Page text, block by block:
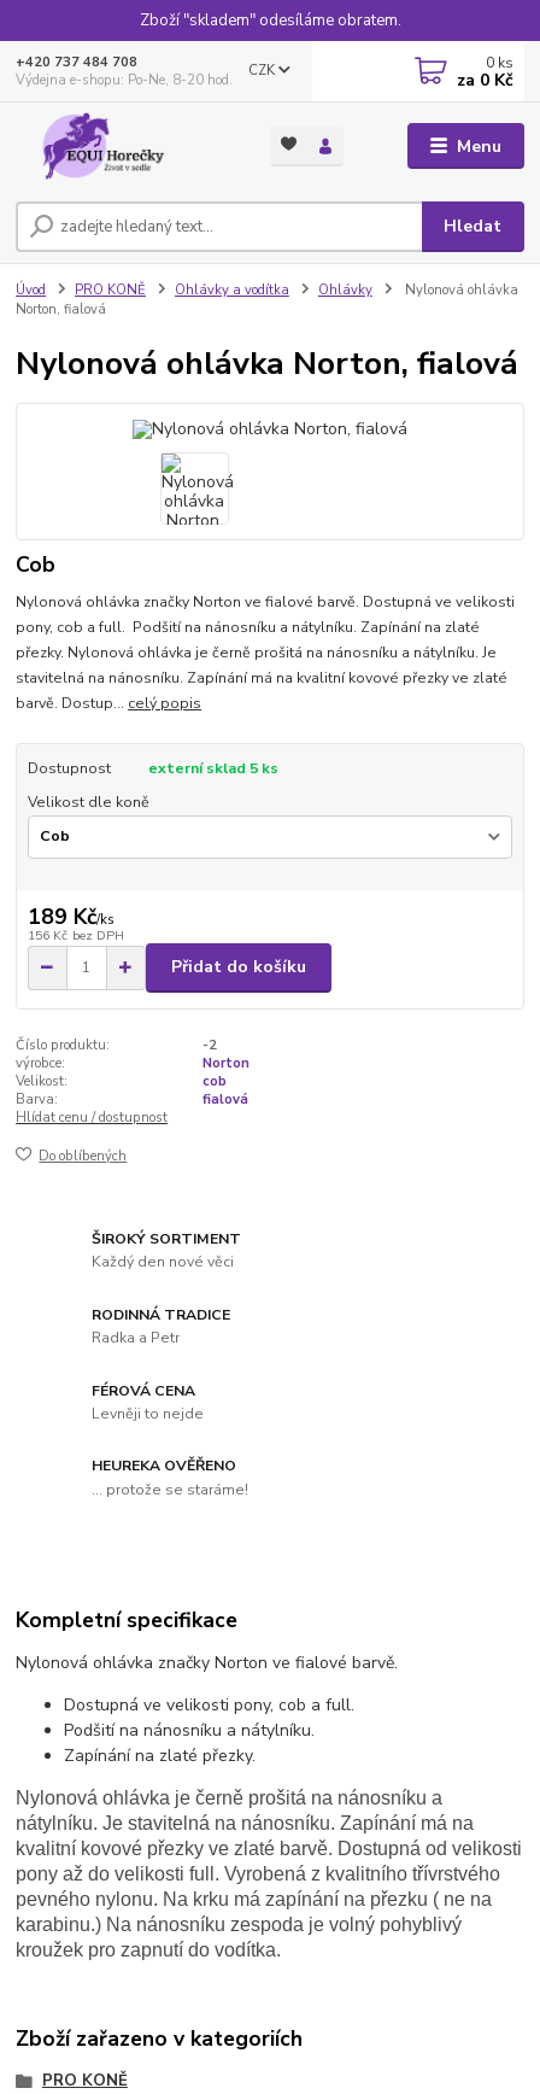
Zboží "skladem" odesíláme obratem.
Menu
CZK
Hledat
+420 737 484 708
Výdejna e-shopu: Po-Ne, 8-20 hod.
0 ks
za 0 Kč
Úvod PRO KONĚ Ohlávky a vodítka Ohlávky
Nylonová ohlávka
Norton, fialová
Nylonová ohlávka Norton, fialová
Cob
Nylonová ohlávka značky Norton ve fialové barvě. Dostupná ve velikosti
pony, cob a full. Podšití na nánosníku a nátylníku. Zapínání na zlaté
přezky. Nylonová ohlávka je černě prošitá na nánosníku a nátylníku. Je
stavitelná na nánosníku. Zapínání má na kvalitní kovové přezky ve zlaté
barvě. Dostup... celý popis
Dostupnost
externí sklad 5 ks
Velikost dle koně
189 Kč/ks
156 Kč bez DPH
Přidat do košíku
Číslo produktu:
-2
výrobce:
Norton
Velikost:
cob
Barva:
fialová
Hlídat cenu / dostupnost
Do oblíbených
ŠIROKÝ SORTIMENT
Každý den nové věci
RODINNÁ TRADICE
Radka a Petr
FÉROVÁ CENA
Levněji to nejde
HEUREKA OVĚŘENO
... protože se staráme!
Kompletní specifikace
Nylonová ohlávka značky Norton ve fialové barvě.
Dostupná ve velikosti pony, cob a full.
Podšití na nánosníku a nátylníku.
Zapínání na zlaté přezky.
Nylonová ohlávka je černě prošitá na nánosníku a
nátylníku. Je stavitelná na nánosníku. Zapínání má na
kvalitní kovové přezky ve zlaté barvě. Dostupná od velikosti
pony až do velikosti full. Vyrobená z kvalitního třívrstvého
pevného nylonu. Na krku má zapínání na přezku ( ne na
karabinu.) Na nánosníku zespoda je volný pohyblivý
kroužek pro zapnutí do vodítka.
Zboží zařazeno v kategoriích
PRO KONĚ